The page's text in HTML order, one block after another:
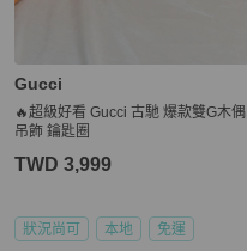
Gucci
🔥超級好看 Gucci 古馳 爆款雙G木偶
吊飾 鑰匙圈
TWD 3,999
狀況尚可 本地 免運